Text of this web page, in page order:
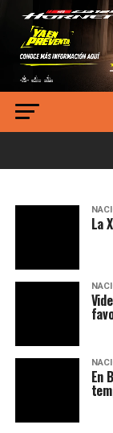
La
En